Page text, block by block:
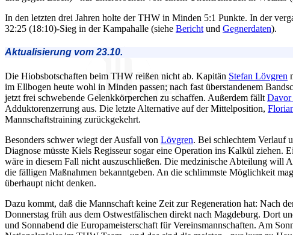
In den letzten drei Jahren holte der THW in Minden 5:1 Punkte. In der
32:25 (18:10)-Sieg in der Kampahalle (siehe Bericht und Gegnerdaten).
Aktualisierung vom 23.10.
Die Hiobsbotschaften beim THW reißen nicht ab. Kapitän Stefan Lövgren
im Ellbogen heute wohl in Minden passen; nach fast überstandenem
jetzt frei schwebende Gelenkkörperchen zu schaffen. Außerdem fällt
Adduktorenzerrung aus. Die letzte Alternative auf der Mittelposition,
Mannschaftstraining zurückgekehrt.
Besonders schwer wiegt der Ausfall von Lövgren. Bei schlechtem Verlauf
Diagnose müsste Kiels Regisseur sogar eine Operation ins Kalkül ziehen.
wäre in diesem Fall nicht auszuschließen. Die medzinische Abteilung will
die fälligen Maßnahmen bekanntgeben. An die schlimmste Möglichkeit mag
überhaupt nicht denken.
Dazu kommt, daß die Mannschaft keine Zeit zur Regeneration hat: Nach
Donnerstag früh aus dem Ostwestfälischen direkt nach Magdeburg. Dort
und Sonnabend die Europameisterschaft für Vereinsmannschaften. Am